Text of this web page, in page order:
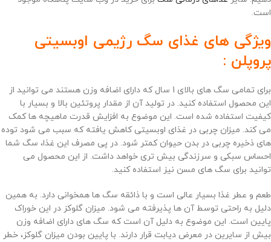
است.
ویژگی های غذای سگ رژیمی اوبسیتی
پروپلن :
برای تمامی سگ های بالای 1 سال که دارای اضافه وزن هستند می توانید از
این محصول استفاده کنید. در تولید آن از مقدار پروتئین بالا و بسیار با
کیفیت استفاده شده است. این موضوع به افزایش قدرت ماهیچه ها کمک
می کند. میزان چربی در غذای اوبسیتی کاهش یافته که سبب می شود توده
های ذخیره چربی در بدن حیوان کمتر شود. در پی مصرف این غذا، سگ شما
احساس سبکی و سرزندگی بیش تری خواهد داشت. از این محصول می
توانید برای سگ های مسن نیز استفاده کنید.
طعم و عطر غذا بسیار عالی است و با ذائقه سگ ها همخوانی دارد. به همین
دلیل به راحتی توسط آن ها پذیرفته می شود. میزان گلوکز در این خوراک
پایین است. این موضوع به دلیل آن است که سگ های دارای اضافه وزن
بیش از سایرین در معرض دیابت قرار دارند. با پایین بودن میزان گلوکز، خطر